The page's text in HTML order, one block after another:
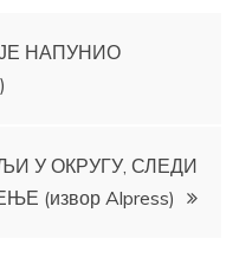
НАПУНИО
У ОКРУГУ, СЛЕДИ
(извор Alpress)